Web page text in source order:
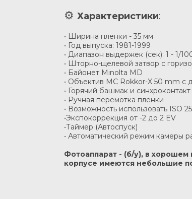
⚙︎ Характеристики:
• Ширина пленки - 35 мм
• Год выпуска: 1981-1999
• Диапазон выдержек (сек): 1 - 1/
• Шторно-щелевой затвор с
• Байонет Minolta MD
• Объектив MC Rokkor-X 50 mm с
• Горячий башмак и
• Ручная перемотка пленки
• Возможность использовать ISO
•Экспокоррекция от -2 до 2 EV
•Таймер (Автоспуск)
• Автоматический режим камеры
Фотоаппарат - (б/у), в
корпусе имеются небольшие